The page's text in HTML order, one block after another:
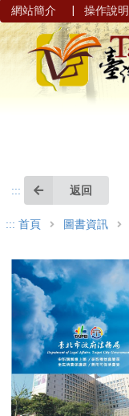
網站簡介 | 操作說明
::: 返回
::: 首頁 圖書資訊